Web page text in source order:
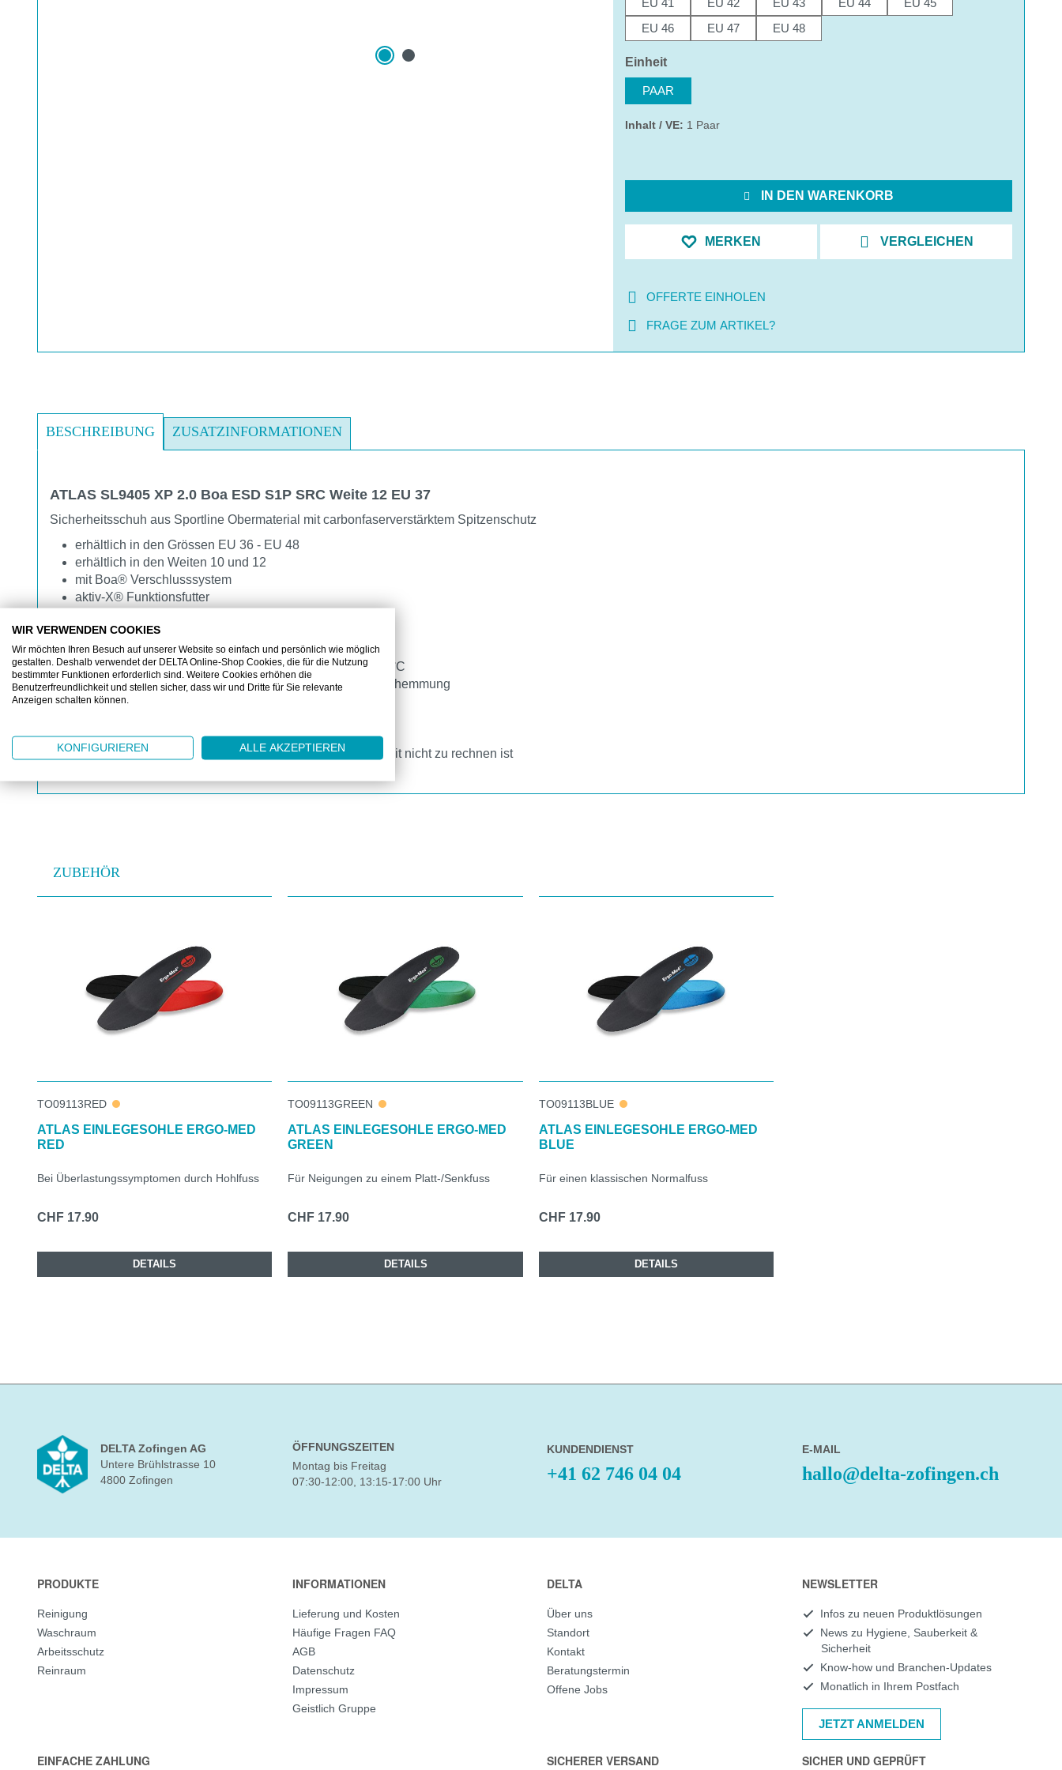
EU 41
EU 42 EU 43 EU 44
EU 45
EU 46
EU 47 EU 48
Einheitauswählen
PAAR
Inhalt / VE: 1 Paar
IN DEN WARENKORB
MERKEN VERGLEICHEN
OFFERTE EINHOLEN
FRAGE ZUM ARTIKEL?
BESCHREIBUNG ZUSATZINFORMATIONEN
ATLAS SL9405 XP 2.0 Boa ESD S1P SRC Weite 12 EU 37
Sicherheitsschuh aus Sportline Obermaterial mit carbonfaserverstärktem Spitzenschutz
erhältlich in den Grössen EU 36 - EU 48
erhältlich in den Weiten 10 und 12
mit Boa® Verschlusssystem
aktiv-X® Funktionsfutter
auswechselbare Einlegesohle
3D-Dämpfungssystem®
Sohle MPU® INNOFLEX System hitzebeständig bis 170°C
Alu-Tec® Aluminiumkappe und XP® metallfreie Durchtritthemmung
ESD-Ausstattung
EN ISO 20345 S1P SRC
für Bereiche, in denen mit der Einwirkung von Feuchtigkeit nicht zu rechnen ist
ZUBEHÖR
Produktgalerie überspringen
TO09113RED
ATLAS EINLEGESOHLE ERGO-MED
RED
Bei Überlastungssymptomen durch Hohlfuss
CHF 17.90
DETAILS
TO09113GREEN
ATLAS EINLEGESOHLE ERGO-MED
GREEN
Für Neigungen zu einem Platt-/Senkfuss
CHF 17.90
DETAILS
TO09113BLUE
ATLAS EINLEGESOHLE ERGO-MED
BLUE
Für einen klassischen Normalfuss
CHF 17.90
DETAILS
DELTA Zofingen AG
Untere Brühlstrasse 10
4800 Zofingen
ÖFFNUNGSZEITEN
Montag bis Freitag
07:30-12:00, 13:15-17:00 Uhr
KUNDENDIENST
+41 62 746 04 04
E-MAIL
hallo@delta-zofingen.ch
PRODUKTE
Reinigung
Waschraum
Arbeitsschutz
Reinraum
INFORMATIONEN
Lieferung und Kosten
Häufige Fragen FAQ
AGB
Datenschutz
Impressum
Geistlich Gruppe
DELTA
Über uns
Standort
Kontakt
Beratungstermin
Offene Jobs
NEWSLETTER
Infos zu neuen Produktlösungen
News zu Hygiene, Sauberkeit &
Sicherheit
Know-how und Branchen-Updates
Monatlich in Ihrem Postfach
JETZT ANMELDEN
EINFACHE ZAHLUNG SICHERER VERSAND SICHER UND GEPRÜFT
WIR VERWENDEN COOKIES
Wir möchten Ihren Besuch auf unserer Website so einfach und persönlich wie möglich
gestalten. Deshalb verwendet der DELTA Online-Shop Cookies, die für die Nutzung
bestimmter Funktionen erforderlich sind. Weitere Cookies erhöhen die
Benutzerfreundlichkeit und stellen sicher, dass wir und Dritte für Sie relevante
Anzeigen schalten können.
KONFIGURIEREN ALLE AKZEPTIEREN